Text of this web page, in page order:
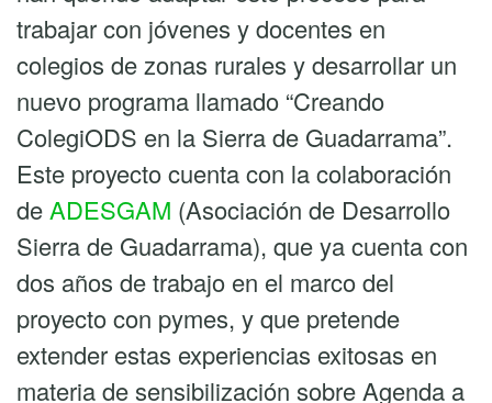
trabajar con jóvenes y docentes en
colegios de zonas rurales y desarrollar un
nuevo programa llamado “Creando
ColegiODS en la Sierra de Guadarrama”.
Este proyecto cuenta con la colaboración
deADESGAM (Asociación de Desarrollo
Sierra de Guadarrama), que ya cuenta con
dos años de trabajo en el marco del
proyecto con pymes, y que pretende
extender estas experiencias exitosas en
materia de sensibilización sobre Agenda a